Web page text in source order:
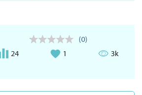
(0)
24
1 3k